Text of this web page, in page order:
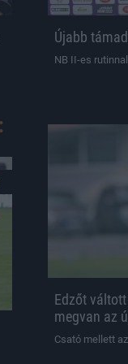
Újabb
NB II-es
Edzőt
megvan az
Csató mellett